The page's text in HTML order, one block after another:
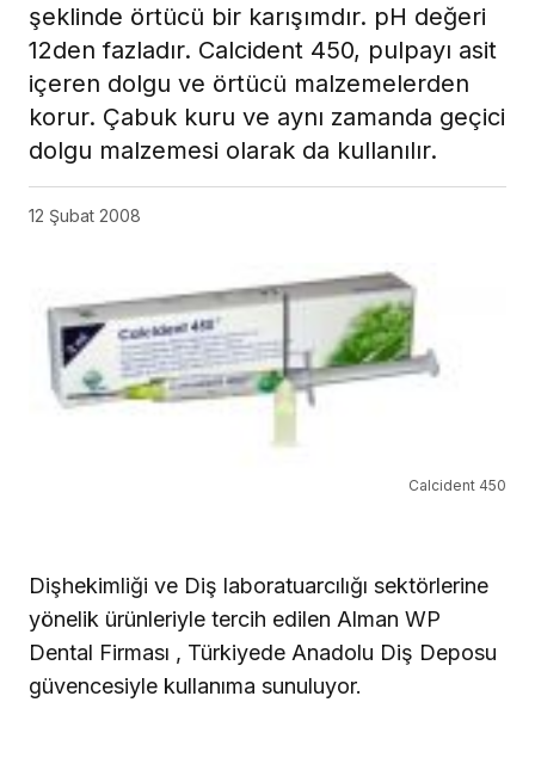
şeklinde örtücü bir karışımdır. pH değeri
12den fazladır. Calcident 450, pulpayı asit
içeren dolgu ve örtücü malzemelerden
korur. Çabuk kuru ve aynı zamanda geçici
dolgu malzemesi olarak da kullanılır.
12 Şubat 2008
Calcident 450
Dişhekimliği ve Diş laboratuarcılığı sektörlerine
yönelik ürünleriyle tercih edilen Alman WP
Dental Firması , Türkiyede Anadolu Diş Deposu
güvencesiyle kullanıma sunuluyor.